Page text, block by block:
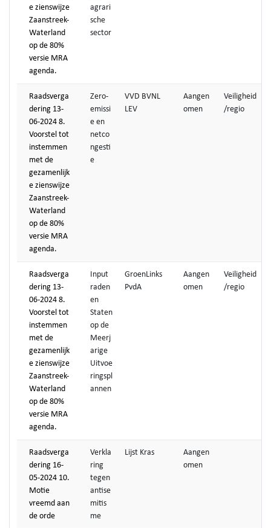
e zienswijze
Zaanstreek-
Waterland
op de 80%
versie MRA
agenda.
agrari
sche
sector
Raadsverga
dering 13-
06-2024 8.
Voorstel tot
instemmen
met de
gezamenlijk
e zienswijze
Zaanstreek-
Waterland
op de 80%
versie MRA
agenda.
Zero-
emissi
e en
netco
ngesti
e
VVD BVNL
LEV
Aangen
omen
Veiligheid
/regio
Raadsverga
dering 13-
06-2024 8.
Voorstel tot
instemmen
met de
gezamenlijk
e zienswijze
Zaanstreek-
Waterland
op de 80%
versie MRA
agenda.
Input
raden
en
Staten
op de
Meerj
arige
Uitvoe
ringspl
annen
GroenLinks
PvdA
Aangen
omen
Veiligheid
/regio
Raadsverga
dering 16-
05-2024 10.
Motie
vreemd aan
de orde
Verkla
ring
tegen
antise
mitis
me
Lijst Kras
Aangen
omen